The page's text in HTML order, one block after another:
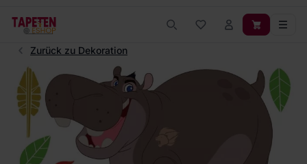
Zurück zu Dekoration